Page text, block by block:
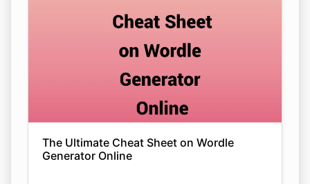
The Ultimate Cheat Sheet on Wordle
Generator Online